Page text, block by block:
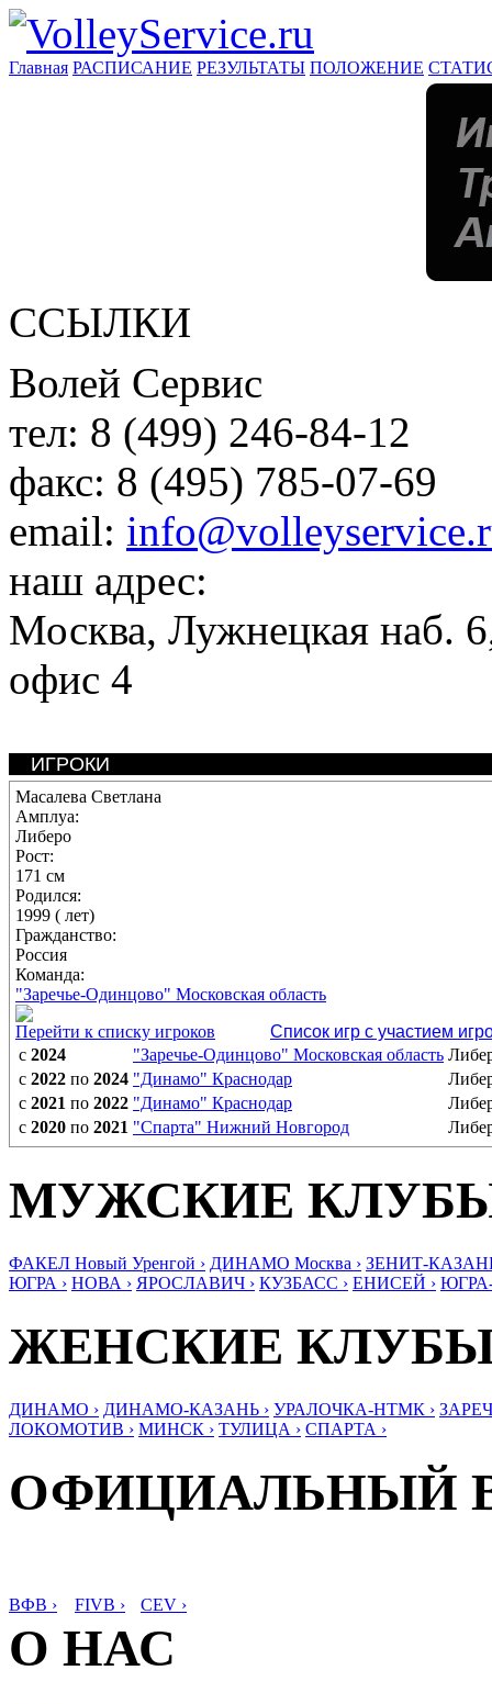
Главная РАСПИСАНИЕ РЕЗУЛЬТАТЫ ПОЛОЖЕНИЕ
ССЫЛКИ
Волей Сервис
тел: 8 (499) 246-84-12
факс: 8 (495) 785-07-69
email:
наш адрес:
Москва, Лужнецкая наб.
офис 4
ИГРОКИ
Масалева Светлана
Амплуа:
Либеро
Рост:
171 см
Родился:
1999 ( лет)
Гражданство:
Россия
Команда:
"Заречье-Одинцово" Московская область
Перейти к списку игроков
Список игр с участием
с 2024 "Заречье-Одинцово" Московская область
с 2022 по 2024 "Динамо" Краснодар
с 2021 по 2022 "Динамо" Краснодар
с 2020 по 2021 "Спарта" Нижний Новгород
МУЖСКИЕ
ФАКЕЛ Новый Уренгой › ДИНАМО Москва › ЗЕНИТ-
ЮГРА › НОВА › ЯРОСЛАВИЧ › КУЗБАСС › ЕНИСЕЙ ›
ЖЕНСКИЕ
ДИНАМО › ДИНАМО-КАЗАНЬ › УРАЛОЧКА-НТМК ›
ЛОКОМОТИВ › МИНСК › ТУЛИЦА › СПАРТА ›
ОФИЦИАЛЬНЫЙ
ВФВ › FIVB › CEV ›
О НАС